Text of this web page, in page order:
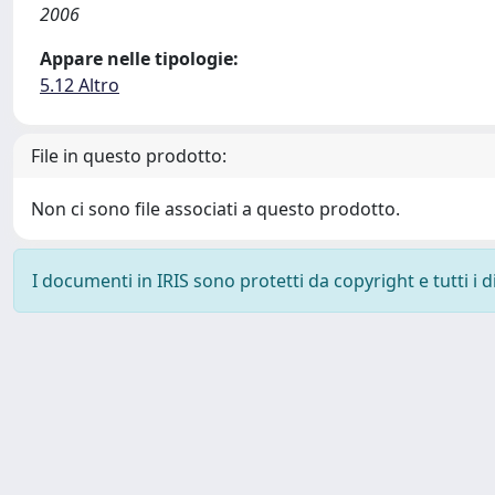
2006
Appare nelle tipologie:
5.12 Altro
File in questo prodotto:
Non ci sono file associati a questo prodotto.
I documenti in IRIS sono protetti da copyright e tutti i